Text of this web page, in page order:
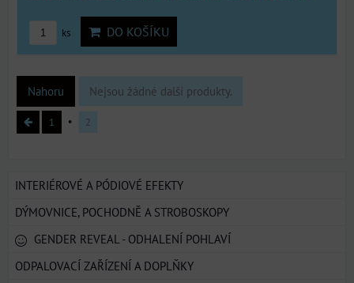
ks DO KOŠÍKU
Nahoru Nejsou žádné další produkty.
1 2
INTERIÉROVÉ A PÓDIOVÉ EFEKTY
DÝMOVNICE, POCHODNĚ A STROBOSKOPY
GENDER REVEAL - ODHALENÍ POHLAVÍ
ODPALOVACÍ ZAŘÍZENÍ A DOPLŇKY